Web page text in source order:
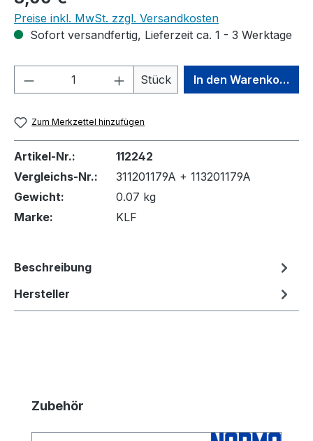
Preise inkl. MwSt. zzgl. Versandkosten
Sofort versandfertig, Lieferzeit ca. 1 - 3 Werktage
Produkt Anzahl: Gib den
Stück In den Warenkorb
Zum Merkzettel hinzufügen
Artikel-Nr.:
112242
Vergleichs-Nr.:
311201179A + 113201179A
Gewicht:
0.07 kg
Marke:
KLF
Beschreibung
Hersteller
Produktgalerie überspringen
Zubehör